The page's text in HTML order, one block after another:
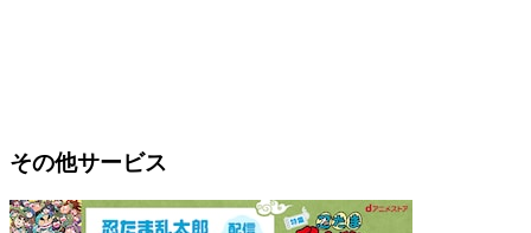
その他サービス